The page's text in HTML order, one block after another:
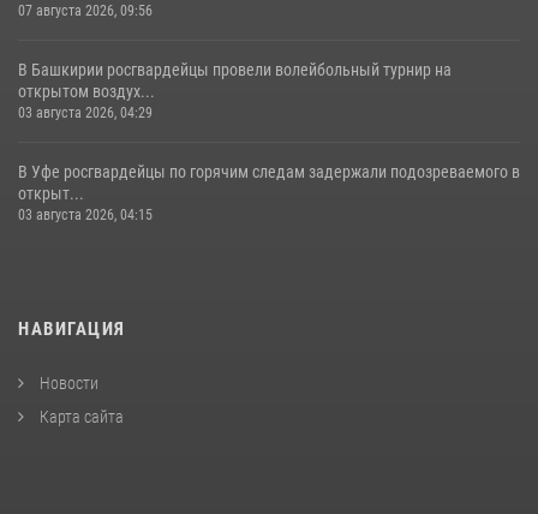
07 августа 2026, 09:56
В Башкирии росгвардейцы провели волейбольный турнир на
открытом воздух...
03 августа 2026, 04:29
В Уфе росгвардейцы по горячим следам задержали подозреваемого в
открыт...
03 августа 2026, 04:15
НАВИГАЦИЯ
Новости
Карта сайта